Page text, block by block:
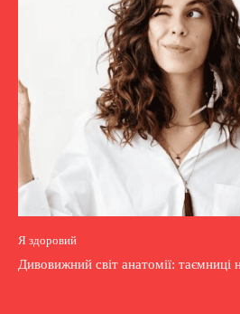
Я здоровий
Дивовижний світ анатомії: таємниці